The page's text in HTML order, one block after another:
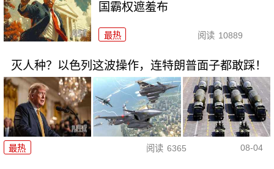
国霸权遮羞布
最热 阅读 10889
灭人种？以色列这波操作，连特朗普面子都敢踩！
最热 阅读 6365 08-04